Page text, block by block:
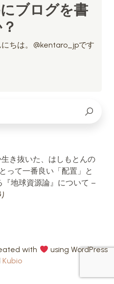
ブログを書
ちは。@kentaro_jpです
き抜いた、はしもとんの
って一番良い「配置」と
『地球資源論』について –
with
using WordPress
Kubio